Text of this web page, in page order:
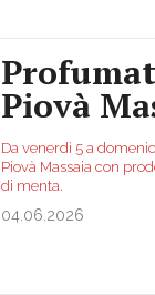
Piovà
Da venerdì 5 a
Piovà Massaia con
di menta.
04.06.2026